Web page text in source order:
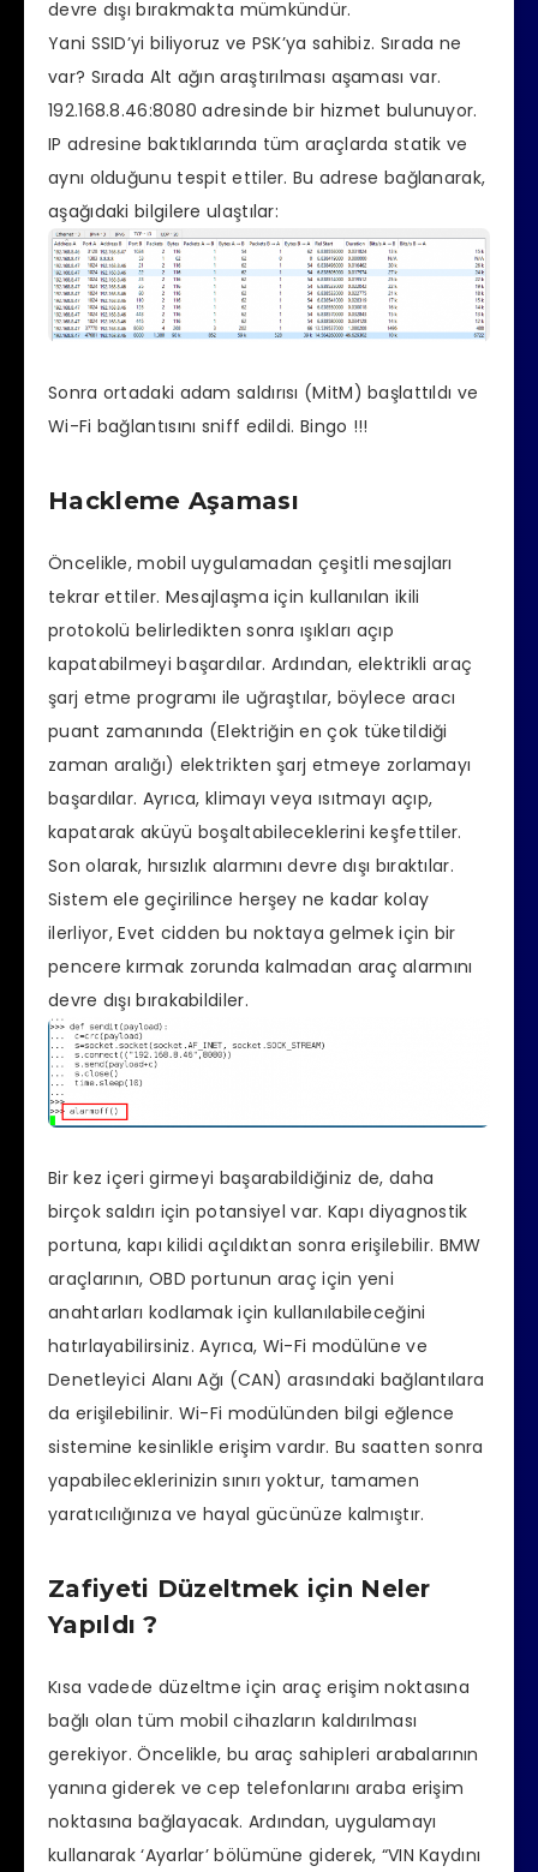
devre dışı bırakmakta mümkündür.
Yani SSID’yi biliyoruz ve PSK’ya sahibiz. Sırada ne
var? Sırada Alt ağın araştırılması aşaması var.
192.168.8.46:8080 adresinde bir hizmet bulunuyor.
IP adresine baktıklarında tüm araçlarda statik ve
aynı olduğunu tespit ettiler. Bu adrese bağlanarak,
aşağıdaki bilgilere ulaştılar:
Sonra ortadaki adam saldırısı (MitM) başlattıldı ve
Wi-Fi bağlantısını sniff edildi. Bingo !!!
Hackleme Aşaması
Öncelikle, mobil uygulamadan çeşitli mesajları
tekrar ettiler. Mesajlaşma için kullanılan ikili
protokolü belirledikten sonra ışıkları açıp
kapatabilmeyi başardılar. Ardından, elektrikli araç
şarj etme programı ile uğraştılar, böylece aracı
puant zamanında (Elektriğin en çok tüketildiği
zaman aralığı) elektrikten şarj etmeye zorlamayı
başardılar. Ayrıca, klimayı veya ısıtmayı açıp,
kapatarak aküyü boşaltabileceklerini keşfettiler.
Son olarak, hırsızlık alarmını devre dışı bıraktılar.
Sistem ele geçirilince herşey ne kadar kolay
ilerliyor, Evet cidden bu noktaya gelmek için bir
pencere kırmak zorunda kalmadan araç alarmını
devre dışı bırakabildiler.
Bir kez içeri girmeyi başarabildiğiniz de, daha
birçok saldırı için potansiyel var. Kapı diyagnostik
portuna, kapı kilidi açıldıktan sonra erişilebilir. BMW
araçlarının, OBD portunun araç için yeni
anahtarları kodlamak için kullanılabileceğini
hatırlayabilirsiniz. Ayrıca, Wi-Fi modülüne ve
Denetleyici Alanı Ağı (CAN) arasındaki bağlantılara
da erişilebilinir. Wi-Fi modülünden bilgi eğlence
sistemine kesinlikle erişim vardır. Bu saatten sonra
yapabileceklerinizin sınırı yoktur, tamamen
yaratıcılığınıza ve hayal gücünüze kalmıştır.
Zafiyeti Düzeltmek için Neler
Yapıldı ?
Kısa vadede düzeltme için araç erişim noktasına
bağlı olan tüm mobil cihazların kaldırılması
gerekiyor. Öncelikle, bu araç sahipleri arabalarının
yanına giderek ve cep telefonlarını araba erişim
noktasına bağlayacak. Ardından, uygulamayı
kullanarak ‘Ayarlar’ bölümüne giderek, “VIN Kaydını